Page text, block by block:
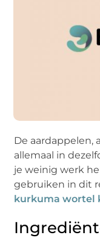
De aardappelen,
allemaal in
je weinig werk
gebruiken in dit
kurkuma wortel